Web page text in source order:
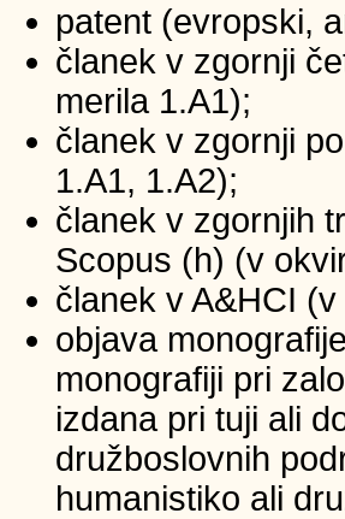
patent (evropski,
članek v zgornji
merila 1.A1);
članek v zgornji
1.A1, 1.A2);
članek v zgornjih
Scopus (h) (v
članek v A&HCI
objava
monografiji pri
izdana pri tuji ali
družboslovnih
humanistiko ali